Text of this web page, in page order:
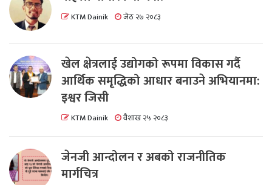
KTM Dainik जेठ २७ २०८३
खेल क्षेत्रलाई उद्योगको रूपमा विकास गर्दै
आर्थिक समृद्धिको आधार बनाउने अभियानमा:
इश्वर जिसी
KTM Dainik वैशाख २५ २०८३
जेनजी आन्दोलन र अबको राजनीतिक
मार्गचित्र